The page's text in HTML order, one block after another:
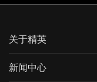
关于精英
新闻中心